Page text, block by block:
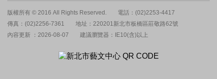
版權所有 © 2016 All Rights Reserved.
電話：(02)2253-4417
傳真：(02)2256-7361
地址：220201新北市板橋區莊敬路62號
內容更新 ：2026-08-07
建議瀏覽器：IE10(含)以上